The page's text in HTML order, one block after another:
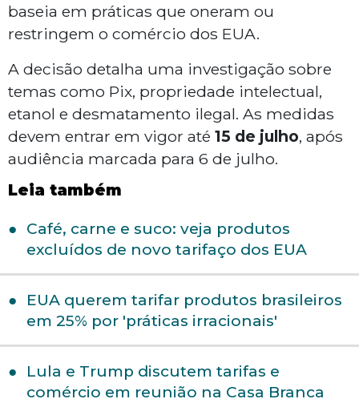
baseia em práticas que oneram ou
restringem o comércio dos EUA.
A decisão detalha uma investigação sobre
temas como Pix, propriedade intelectual,
etanol e desmatamento ilegal. As medidas
devem entrar em vigor até 15 de julho, após
audiência marcada para 6 de julho.
Leia também
Café, carne e suco: veja produtos
excluídos de novo tarifaço dos EUA
EUA querem tarifar produtos brasileiros
em 25% por 'práticas irracionais'
Lula e Trump discutem tarifas e
comércio em reunião na Casa Branca